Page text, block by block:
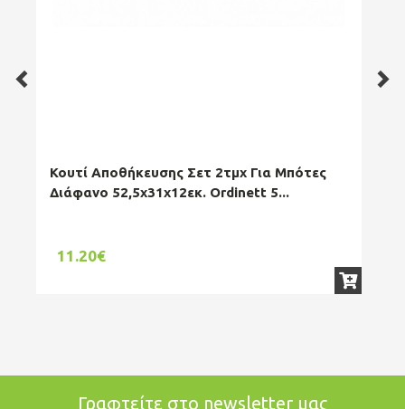
Κουτί Αποθήκευσης Σετ 2τμχ Για Μπότες
Διάφανο 52,5x31x12εκ. Ordinett 5...
11.20€
Γραφτείτε στο newsletter μας